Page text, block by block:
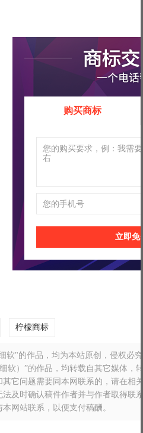
购买商标
立即免
柠檬商标
软"的作品，均为本站原创，侵权必
软）”的作品，均转载自其它媒体
它问题需要同本网联系的，请在相
及时确认稿件作者并与作者取得
网站联系，以便支付稿酬。